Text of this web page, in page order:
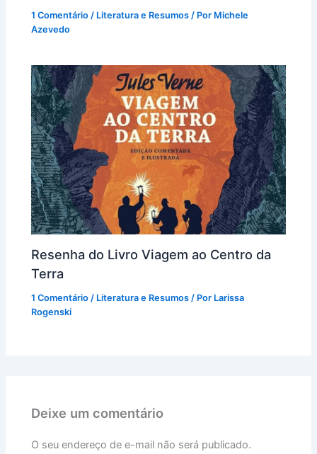
1 Comentário / Literatura e Resumos / Por Michele
Azevedo
Resenha do Livro Viagem ao Centro da
Terra
1 Comentário / Literatura e Resumos / Por Larissa
Rogenski
Deixe um comentário
O seu endereço de e-mail não será publicado.